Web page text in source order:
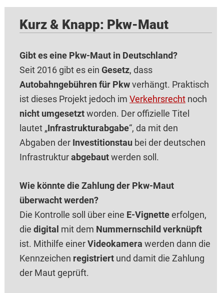
Kurz & Knapp: Pkw-Maut
Gibt es eine Pkw-Maut in Deutschland?
Seit 2016 gibt es ein Gesetz, dass
Autobahngebühren für Pkwverhängt. Praktisch
ist dieses Projekt jedoch im Verkehrsrechtnoch
nicht umgesetztworden. Der offizielle Titel
lautet „Infrastrukturabgabe“, da mit den
Abgaben der Investitionstau bei der deutschen
Infrastrukturabgebautwerden soll.
Wie könnte die Zahlung der Pkw-Maut
überwacht werden?
Die Kontrolle soll über eine E-Vignetteerfolgen,
die digital mit dem Nummernschild verknüpft
ist. Mithilfe einerVideokamera werden dann die
Kennzeichen registriert und damit die Zahlung
der Maut geprüft.